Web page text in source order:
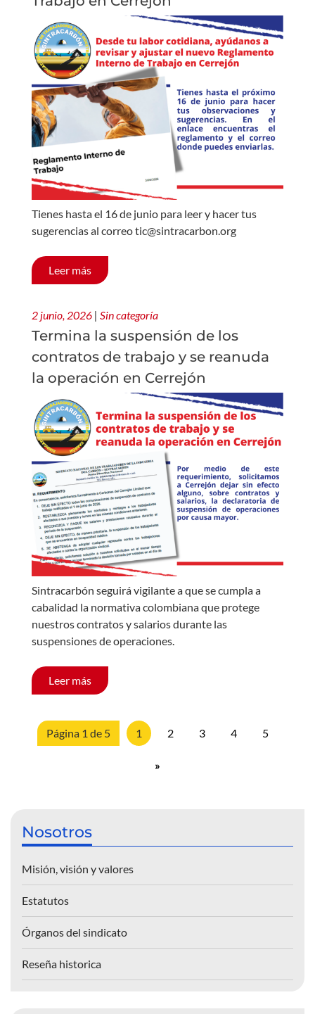
Tienes hasta el 16 de junio para leer y hacer tus
sugerencias al correo tic@sintracarbon.org
Leer más
2 junio, 2026 | Sin categoría
Termina la suspensión de los
contratos de trabajo y se reanuda
la operación en Cerrejón
Sintracarbón seguirá vigilante a que se cumpla a
cabalidad la normativa colombiana que protege
nuestros contratos y salarios durante las
suspensiones de operaciones.
Leer más
Página 1 de 5 1 2 3 4 5
»
Nosotros
Misión, visión y valores
Estatutos
Órganos del sindicato
Reseña historica